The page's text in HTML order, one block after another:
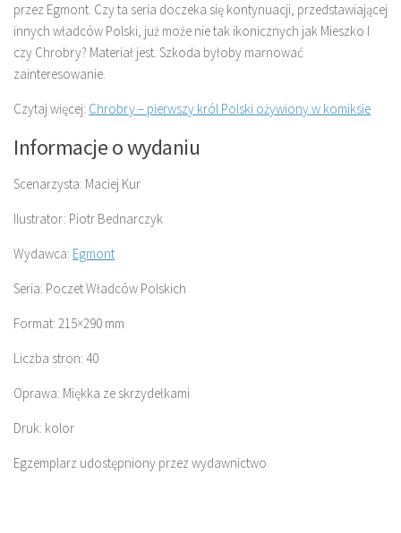
przez Egmont. Czy ta seria doczeka się kontynuacji, przedstawiającej
innych władców Polski, już może nie tak ikonicznych jak Mieszko I
czy Chrobry? Materiał jest. Szkoda byłoby marnować
zainteresowanie.
Czytaj więcej: Chrobry – pierwszy król Polski ożywiony w komiksie
Informacje o wydaniu
Scenarzysta: Maciej Kur
Ilustrator: Piotr Bednarczyk
Wydawca: Egmont
Seria: Poczet Władców Polskich
Format: 215×290 mm
Liczba stron: 40
Oprawa: Miękka ze skrzydełkami
Druk: kolor
Egzemplarz udostępniony przez wydawnictwo